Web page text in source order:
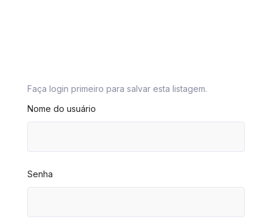
Faça login primeiro para salvar esta listagem.
Nome do usuário
Senha